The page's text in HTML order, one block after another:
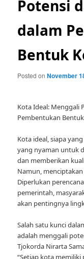
Potensi
dalam
Bentuk
Posted onNovember
Kota Ideal: Menggali
Pembentukan
Kota ideal, siapa
yang nyaman untuk
dan memberikan
Namun,
Diperlukan
pemerintah,
akan pentingnya
Salah satu kunci
adalah menggali
Tjokorda Nirarta
“Setiap kota